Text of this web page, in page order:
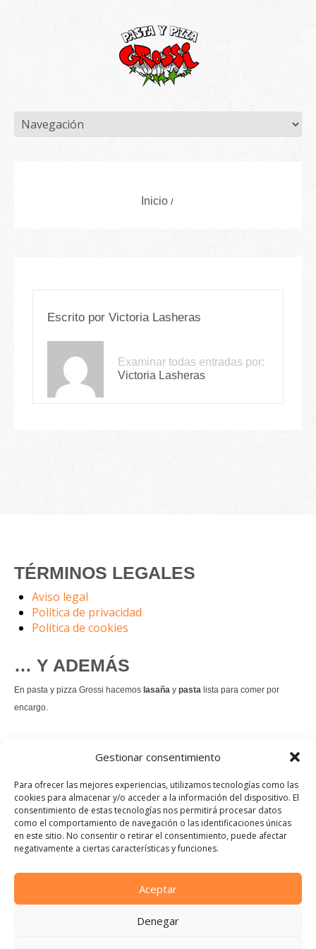
Gestionar consentimiento
Para ofrecer las mejores experiencias, utilizamos tecnologías como las
cookies para almacenar y/o acceder a la información del dispositivo. El
consentimiento de estas tecnologías nos permitirá procesar datos
como el comportamiento de navegación o las identificaciones únicas
en este sitio. No consentir o retirar el consentimiento, puede afectar
negativamente a ciertas características y funciones.
Aceptar
Denegar
Inicio
Escrito por Victoria Lasheras
Examinar todas entradas por:
Victoria Lasheras
TÉRMINOS LEGALES
Aviso legal
Política de privacidad
Política de cookies
… Y ADEMÁS
En pasta y pizza Grossi hacemos lasaña y pasta lista para comer por
encargo.
es un permanente.
Pedir comida Just eat
Instagram
Facebook
TikTok
Dirección:
Calle Manuel Allende, 12, 48010 Bilbao, Vizcaya
Teléfono: